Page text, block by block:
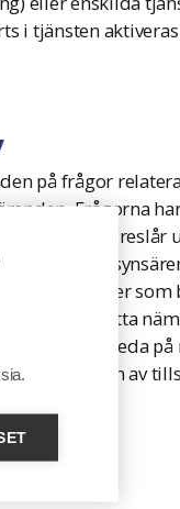
i tjänsten
på frågor
Frågorna
Slutligen
och
de tjänster
och detta
under ”Ta reda
utredningen av